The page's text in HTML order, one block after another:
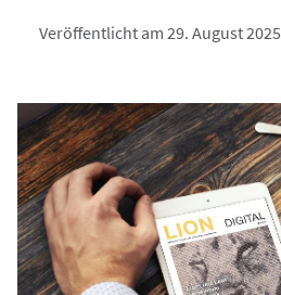
Veröffentlicht am 29. August 2025